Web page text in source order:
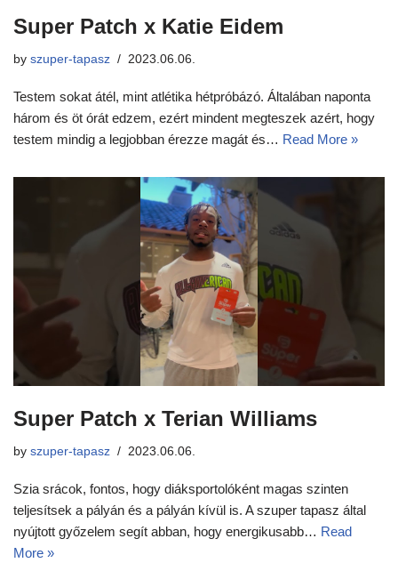
Super Patch x Katie Eidem
by szuper-tapasz 2023.06.06.
Testem sokat átél, mint atlétika hétpróbázó. Általában naponta
három és öt órát edzem, ezért mindent megteszek azért, hogy
testem mindig a legjobban érezze magát és… Read More »
Super Patch x Terian Williams
by szuper-tapasz 2023.06.06.
Szia srácok, fontos, hogy diáksportolóként magas szinten
teljesítsek a pályán és a pályán kívül is. A szuper tapasz által
nyújtott győzelem segít abban, hogy energikusabb… Read
More »